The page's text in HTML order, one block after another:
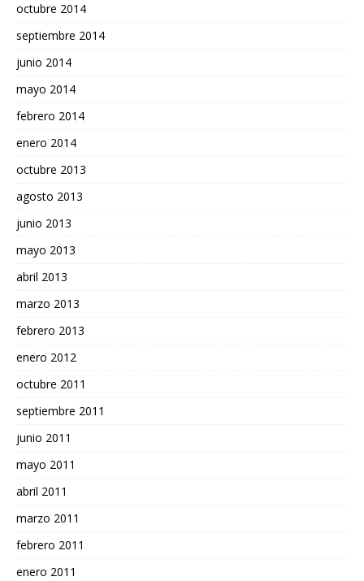
octubre 2014
septiembre 2014
junio 2014
mayo 2014
febrero 2014
enero 2014
octubre 2013
agosto 2013
junio 2013
mayo 2013
abril 2013
marzo 2013
febrero 2013
enero 2012
octubre 2011
septiembre 2011
junio 2011
mayo 2011
abril 2011
marzo 2011
febrero 2011
enero 2011